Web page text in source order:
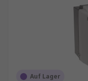
Auf Lager